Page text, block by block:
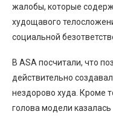
жалобы, которые
худощавого
социальной
В ASA посчитали, что
действительно
нездорово худа. Кроме
голова модели